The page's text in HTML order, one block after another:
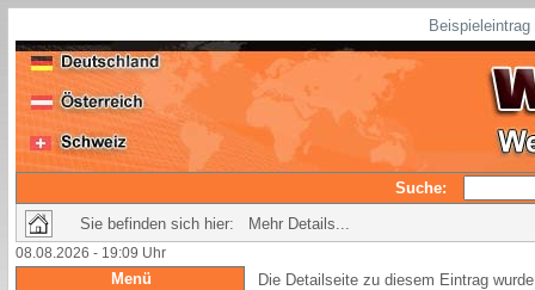
Suche:
Sie befinden sich hier: Mehr Details...
08.08.2026 - 19:09 Uhr
Menü Die Detailseite zu diesem Eintrag